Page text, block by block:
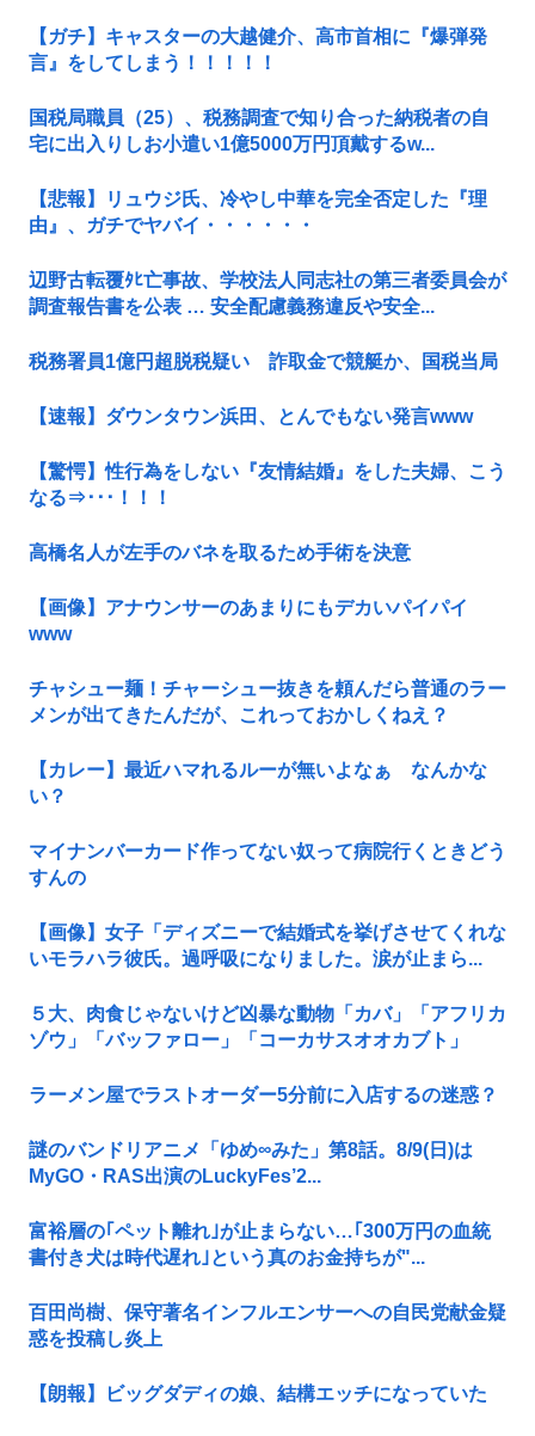
【ガチ】キャスターの大越健介、高市首相に『爆弾発
言』をしてしまう！！！！！
国税局職員（25）、税務調査で知り合った納税者の自
宅に出入りしお小遣い1億5000万円頂戴するw...
【悲報】リュウジ氏、冷やし中華を完全否定した『理
由』、ガチでヤバイ・・・・・・
辺野古転覆ﾀﾋ亡事故、学校法人同志社の第三者委員会が
調査報告書を公表 … 安全配慮義務違反や安全...
税務署員1億円超脱税疑い 詐取金で競艇か、国税当局
【速報】ダウンタウン浜田、とんでもない発言www
【驚愕】性行為をしない『友情結婚』をした夫婦、こう
なる⇒･･･！！！
高橋名人が左手のバネを取るため手術を決意
【画像】アナウンサーのあまりにもデカいパイパイ
www
チャシュー麺！チャーシュー抜きを頼んだら普通のラー
メンが出てきたんだが、これっておかしくねえ？
【カレー】最近ハマれるルーが無いよなぁ なんかな
い？
マイナンバーカード作ってない奴って病院行くときどう
すんの
【画像】女子「ディズニーで結婚式を挙げさせてくれな
いモラハラ彼氏。過呼吸になりました。涙が止まら...
５大、肉食じゃないけど凶暴な動物「カバ」「アフリカ
ゾウ」「バッファロー」「コーカサスオオカブト」
ラーメン屋でラストオーダー5分前に入店するの迷惑？
謎のバンドリアニメ「ゆめ∞みた」第8話。8/9(日)は
MyGO・RAS出演のLuckyFes’2...
富裕層の｢ペット離れ｣が止まらない…｢300万円の血統
書付き犬は時代遅れ｣という真のお金持ちが"...
百田尚樹、保守著名インフルエンサーへの自民党献金疑
惑を投稿し炎上
【朗報】ビッグダディの娘、結構エッチになっていた